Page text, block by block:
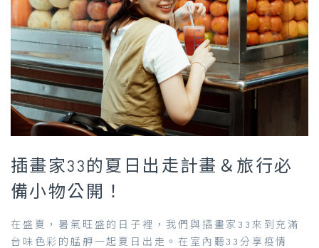
插畫家33的夏日出走計畫＆旅行必
備小物公開！
在盛夏，暑氣旺盛的日子裡，我們與插畫家33來到充滿
台味色彩的艋舺一起夏日出走。在室內聽33分享疫情